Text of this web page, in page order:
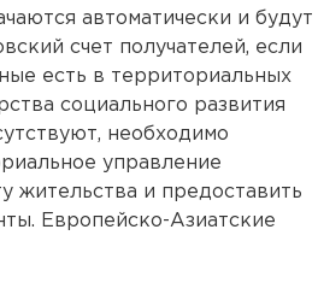
автоматически и будут
счет получателей, если
есть в территориальных
социального развития
необходимо
управление
жительства и предоставить
Европейско-Азиатские